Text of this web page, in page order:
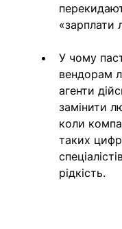
«зарплати
У чому
вендорам
агенти
замінити
коли
таких
рідкість.